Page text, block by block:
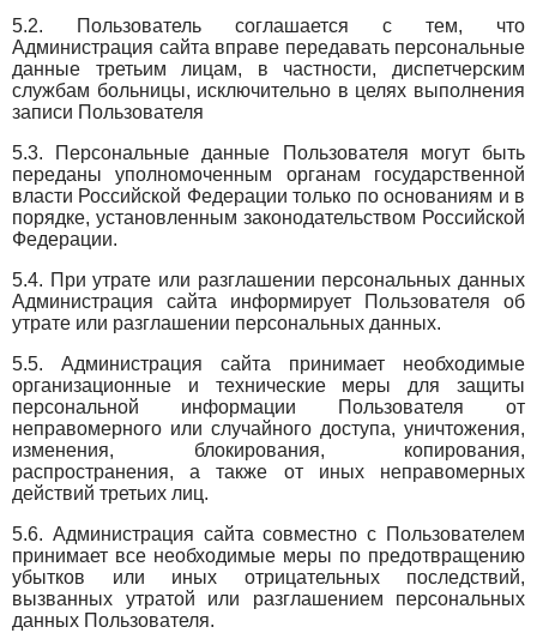
5.2. Пользователь соглашается с тем, что
Администрация сайта вправе передавать персональные
данные третьим лицам, в частности, диспетчерским
службам больницы, исключительно в целях выполнения
записи Пользователя
5.3. Персональные данные Пользователя могут быть
переданы уполномоченным органам государственной
власти Российской Федерации только по основаниям и в
порядке, установленным законодательством Российской
Федерации.
5.4. При утрате или разглашении персональных данных
Администрация сайта информирует Пользователя об
утрате или разглашении персональных данных.
5.5. Администрация сайта принимает необходимые
организационные и технические меры для защиты
персональной информации Пользователя от
неправомерного или случайного доступа, уничтожения,
изменения, блокирования, копирования,
распространения, а также от иных неправомерных
действий третьих лиц.
5.6. Администрация сайта совместно с Пользователем
принимает все необходимые меры по предотвращению
убытков или иных отрицательных последствий,
вызванных утратой или разглашением персональных
данных Пользователя.